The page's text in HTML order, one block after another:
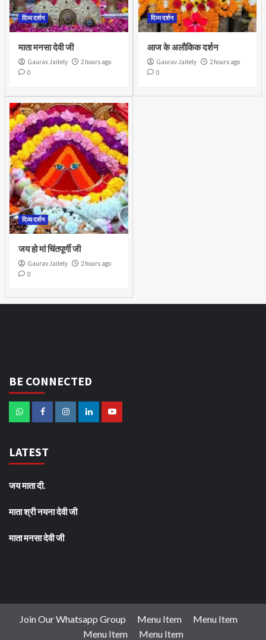
दिव्य दर्शन
माता मनसा देवी जी
Gaurav Jaitely
2 hours ago
0
दिव्य दर्शन
आज के अलौकिक दर्शन
Gaurav Jaitely
2 hours ago
0
दिव्य दर्शन
जय हो मां चिंतपूर्णी जी
Gaurav Jaitely
2 hours ago
0
BE CONNECTED
LATEST
जय माता दी.
माता श्री नयना देवी जी
माता मनसा देवी जी
Join Our Whatsapp Group Menu Item
Menu Item
Menu Item
Menu Item